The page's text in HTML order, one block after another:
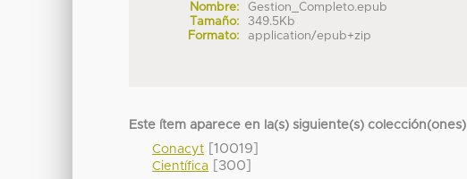
Nombre:
Gestion_Completo.epub
Tamaño:
349.5Kb
Formato:
application/epub+zip
Este ítem aparece en la(s) siguiente(s) colección(ones)
Conacyt [10019]
Científica [300]